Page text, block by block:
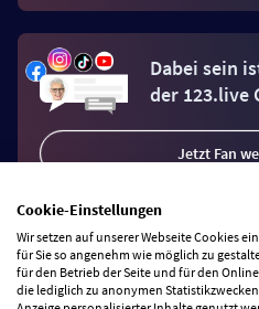
Dabei sein
der 123.live
Jetzt Fan
Vertrag widerrufen
Cookie-Einstellungen
Wir setzen auf unserer Webseite Cookies
für Sie so angenehm wie möglich zu
für den Betrieb der Seite und für den
die lediglich zu anonymen